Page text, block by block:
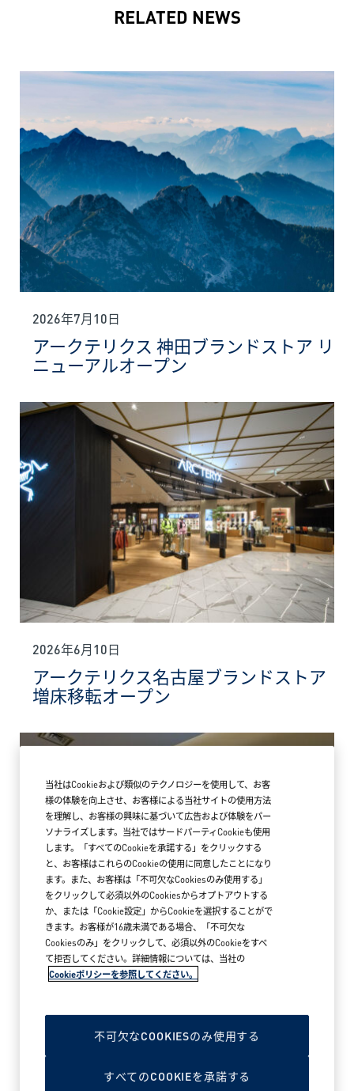
RELATED NEWS
2026年7月10日
アークテリクス 神田ブランドストア リ
ニューアルオープン
2026年6月10日
アークテリクス名古屋ブランドストア
増床移転オープン
2026年5月18日
ブランドストア オープン
当社はCookieおよび類似のテクノロジーを使用して、お客
様の体験を向上させ、お客様による当社サイトの使用方法
を理解し、お客様の興味に基づいて広告および体験をパー
ソナライズします。当社ではサードパーティCookieも使用
します。「すべてのCookieを承諾する」をクリックする
と、お客様はこれらのCookieの使用に同意したことになり
ます。また、お客様は「不可欠なCookiesのみ使用する」
をクリックして必須以外のCookiesからオプトアウトする
か、または「Cookie設定」からCookieを選択することがで
きます。お客様が16歳未満である場合、「不可欠な
Cookiesのみ」をクリックして、必須以外のCookieをすべ
て拒否してください。詳細情報については、当社の
Cookieポリシーを参照してください。
不可欠なCOOKIESのみ使用する
すべてのCOOKIEを承諾する